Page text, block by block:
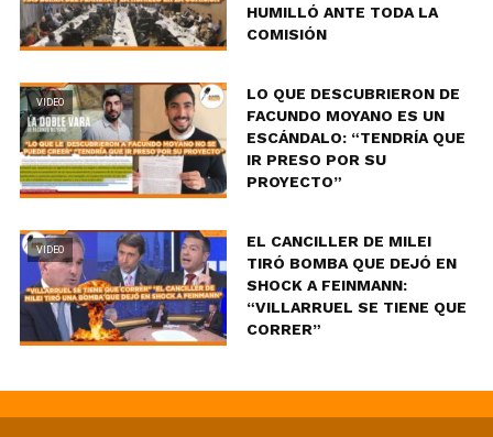
HUMILLÓ ANTE TODA LA
COMISIÓN
VIDEO
LO QUE DESCUBRIERON DE
FACUNDO MOYANO ES UN
ESCÁNDALO: “TENDRÍA QUE
IR PRESO POR SU
PROYECTO”
VIDEO
EL CANCILLER DE MILEI
TIRÓ BOMBA QUE DEJÓ EN
SHOCK A FEINMANN:
“VILLARRUEL SE TIENE QUE
CORRER”